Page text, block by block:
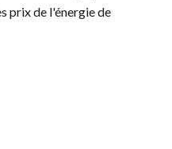
prix de l'énergie de